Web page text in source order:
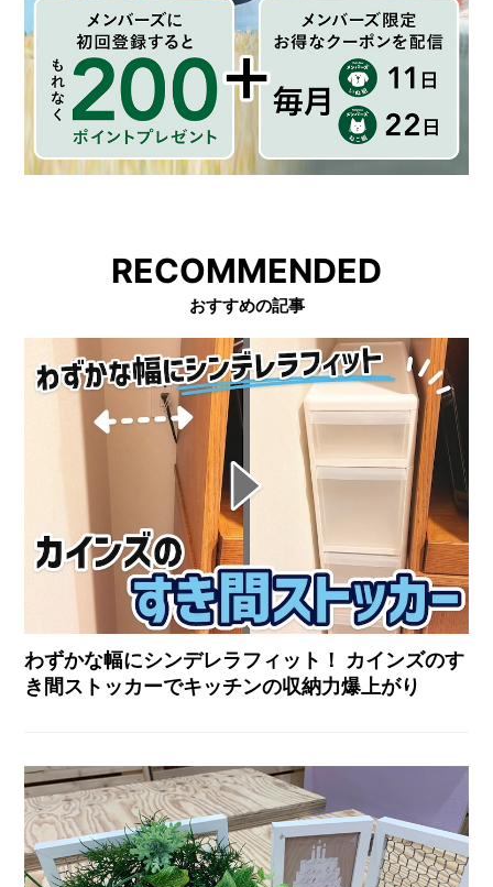
RECOMMENDED
おすすめの記事
わずかな幅にシンデレラフィット！ カインズのす
き間ストッカーでキッチンの収納力爆上がり